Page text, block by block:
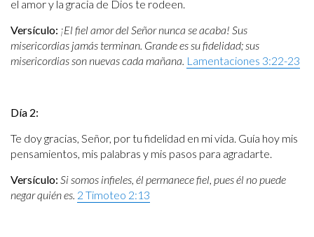
el amor y la gracia de Dios te rodeen.
Versículo: ¡El fiel amor del Señor nunca se acaba! Sus
misericordias jamás terminan. Grande es su fidelidad; sus
misericordias son nuevas cada mañana. Lamentaciones 3:22-23
Día 2:
Te doy gracias, Señor, por tu fidelidad en mi vida. Guía hoy mis
pensamientos, mis palabras y mis pasos para agradarte.
Versículo: Si somos infieles, él permanece fiel, pues él no puede
negar quién es. 2 Timoteo 2:13